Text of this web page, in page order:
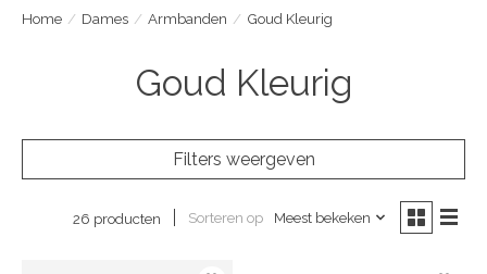
Home / Dames / Armbanden / Goud Kleurig
Goud Kleurig
Filters weergeven
26 producten Sorteren op Meest bekeken